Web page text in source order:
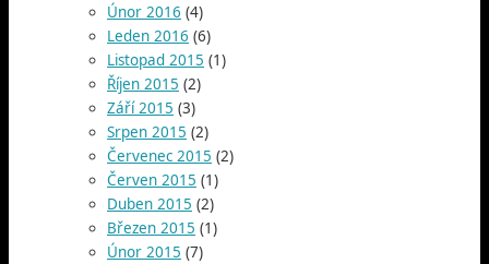
Únor 2016 (4)
Leden 2016 (6)
Listopad 2015 (1)
Říjen 2015 (2)
Září 2015 (3)
Srpen 2015 (2)
Červenec 2015 (2)
Červen 2015 (1)
Duben 2015 (2)
Březen 2015 (1)
Únor 2015 (7)